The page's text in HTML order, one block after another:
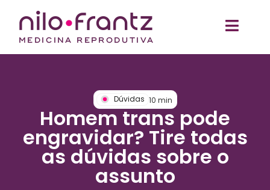
Dúvidas 10 min
Homem trans pode
engravidar? Tire todas
as dúvidas sobre o
assunto